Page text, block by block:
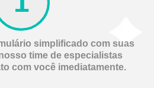
simplificado com suas
time de especialistas
com você imediatamente.